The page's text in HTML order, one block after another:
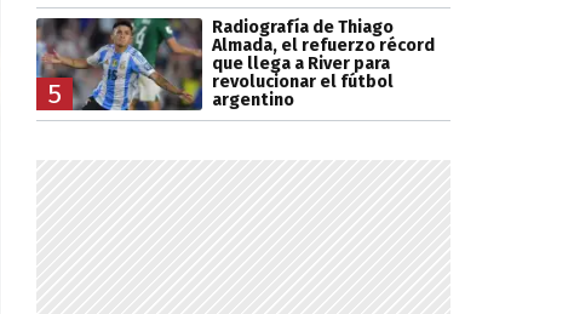
5
Radiografía de Thiago
Almada, el refuerzo récord
que llega a River para
revolucionar el fútbol
argentino